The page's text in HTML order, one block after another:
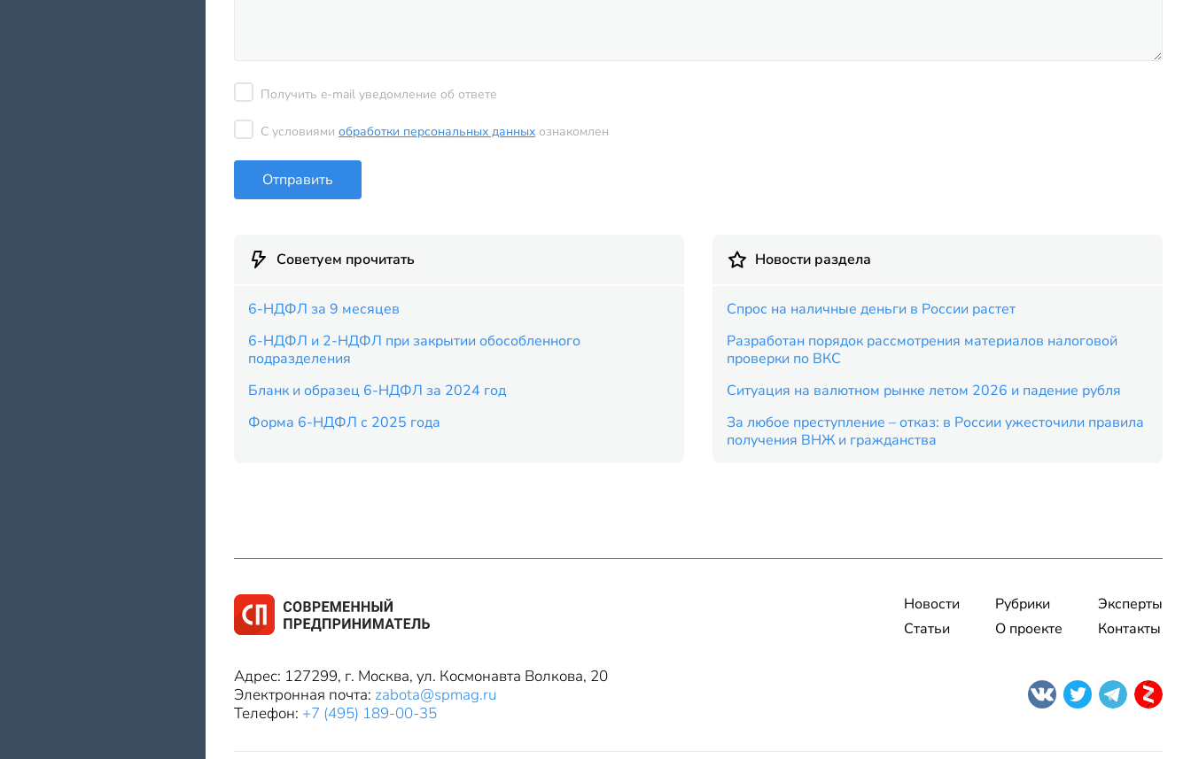
Получить e-mail уведомление об ответе
С условиями обработки персональных данных ознакомлен
Отправить
Советуем прочитать
6-НДФЛ за 9 месяцев
6-НДФЛ и 2-НДФЛ при закрытии обособленного
подразделения
Бланк и образец 6-НДФЛ за 2024 год
Форма 6-НДФЛ с 2025 года
Новости раздела
Спрос на наличные деньги в России растет
Разработан порядок рассмотрения материалов налоговой
проверки по ВКС
Ситуация на валютном рынке летом 2026 и падение рубля
За любое преступление – отказ: в России ужесточили правила
получения ВНЖ и гражданства
Новости
Статьи
Рубрики
О проекте
Эксперты
Контакты
Адрес: 127299, г. Москва, ул. Космонавта Волкова, 20
Электронная почта: zabota@spmag.ru
Телефон: +7 (495) 189-00-35